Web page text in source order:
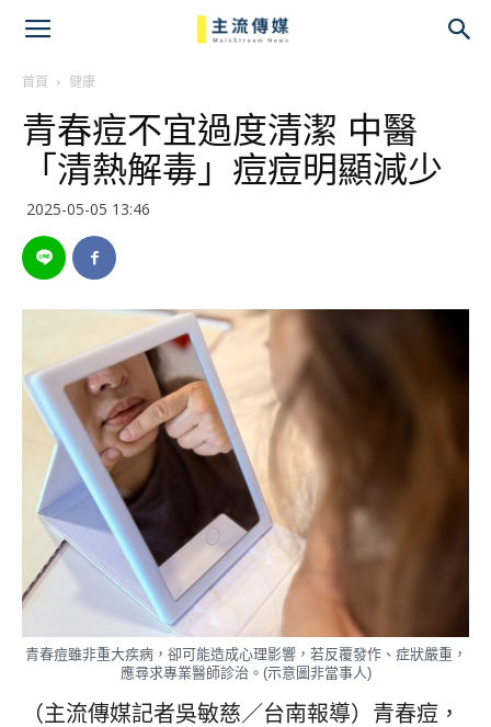
首頁 健康
青春痘不宜過度清潔 中醫
「清熱解毒」痘痘明顯減少
2025-05-05 13:46
青春痘雖非重大疾病，卻可能造成心理影響，若反覆發作、症狀嚴重，
應尋求專業醫師診治。(示意圖非當事人)
（主流傳媒記者吳敏慈／台南報導）青春痘，